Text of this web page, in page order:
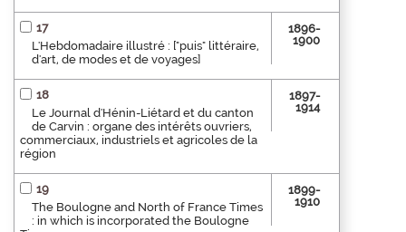
17
L'Hebdomadaire illustré : ["puis" littéraire,
d'art, de modes et de voyages]
1896-
1900
18
Le Journal d'Hénin-Liétard et du canton
de Carvin : organe des intérêts ouvriers,
commerciaux, industriels et agricoles de la
région
1897-
1914
19
The Boulogne and North of France Times
: in which is incorporated the Boulogne
1899-
1910